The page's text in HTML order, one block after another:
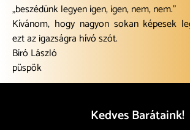
„beszédünk legyen igen, igen, nem, nem.”
Kívánom, hogy nagyon sokan képesek
ezt az igazságra hívó szót.
Bíró László
püspök
Kedves Barátaink!